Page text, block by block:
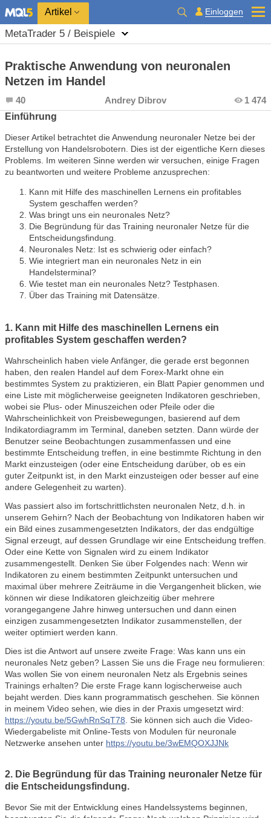
Artikel Einloggen
MetaTrader 5 / Beispiele
Praktische Anwendung von neuronalen
Netzen im Handel
40 Andrey Dibrov
1 474
Einführung
Dieser Artikel betrachtet die Anwendung neuronaler Netze bei der
Erstellung von Handelsrobotern. Dies ist der eigentliche Kern dieses
Problems. Im weiteren Sinne werden wir versuchen, einige Fragen
zu beantworten und weitere Probleme anzusprechen:
Kann mit Hilfe des maschinellen Lernens ein profitables
System geschaffen werden?
Was bringt uns ein neuronales Netz?
Die Begründung für das Training neuronaler Netze für die
Entscheidungsfindung.
Neuronales Netz: Ist es schwierig oder einfach?
Wie integriert man ein neuronales Netz in ein
Handelsterminal?
Wie testet man ein neuronales Netz? Testphasen.
Über das Training mit Datensätze.
1. Kann mit Hilfe des maschinellen Lernens ein
profitables System geschaffen werden?
Wahrscheinlich haben viele Anfänger, die gerade erst begonnen
haben, den realen Handel auf dem Forex-Markt ohne ein
bestimmtes System zu praktizieren, ein Blatt Papier genommen und
eine Liste mit möglicherweise geeigneten Indikatoren geschrieben,
wobei sie Plus- oder Minuszeichen oder Pfeile oder die
Wahrscheinlichkeit von Preisbewegungen, basierend auf dem
Indikatordiagramm im Terminal, daneben setzten. Dann würde der
Benutzer seine Beobachtungen zusammenfassen und eine
bestimmte Entscheidung treffen, in eine bestimmte Richtung in den
Markt einzusteigen (oder eine Entscheidung darüber, ob es ein
guter Zeitpunkt ist, in den Markt einzusteigen oder besser auf eine
andere Gelegenheit zu warten).
Was passiert also im fortschrittlichsten neuronalen Netz, d.h. in
unserem Gehirn? Nach der Beobachtung von Indikatoren haben wir
ein Bild eines zusammengesetzten Indikators, der das endgültige
Signal erzeugt, auf dessen Grundlage wir eine Entscheidung treffen.
Oder eine Kette von Signalen wird zu einem Indikator
zusammengestellt. Denken Sie über Folgendes nach: Wenn wir
Indikatoren zu einem bestimmten Zeitpunkt untersuchen und
maximal über mehrere Zeiträume in die Vergangenheit blicken, wie
können wir diese Indikatoren gleichzeitig über mehrere
vorangegangene Jahre hinweg untersuchen und dann einen
einzigen zusammengesetzten Indikator zusammenstellen, der
weiter optimiert werden kann.
Dies ist die Antwort auf unsere zweite Frage: Was kann uns ein
neuronales Netz geben? Lassen Sie uns die Frage neu formulieren:
Was wollen Sie von einem neuronalen Netz als Ergebnis seines
Trainings erhalten? Die erste Frage kann logischerweise auch
bejaht werden. Dies kann programmatisch geschehen. Sie können
in meinem Video sehen, wie dies in der Praxis umgesetzt wird:
https://youtu.be/5GwhRnSqT78 . Sie können sich auch die Video-
Wiedergabeliste mit Online-Tests von Modulen für neuronale
Netzwerke ansehen unter https://youtu.be/3wEMQOXJJNk
2. Die Begründung für das Training neuronaler Netze für
die Entscheidungsfindung.
Bevor Sie mit der Entwicklung eines Handelssystems beginnen,